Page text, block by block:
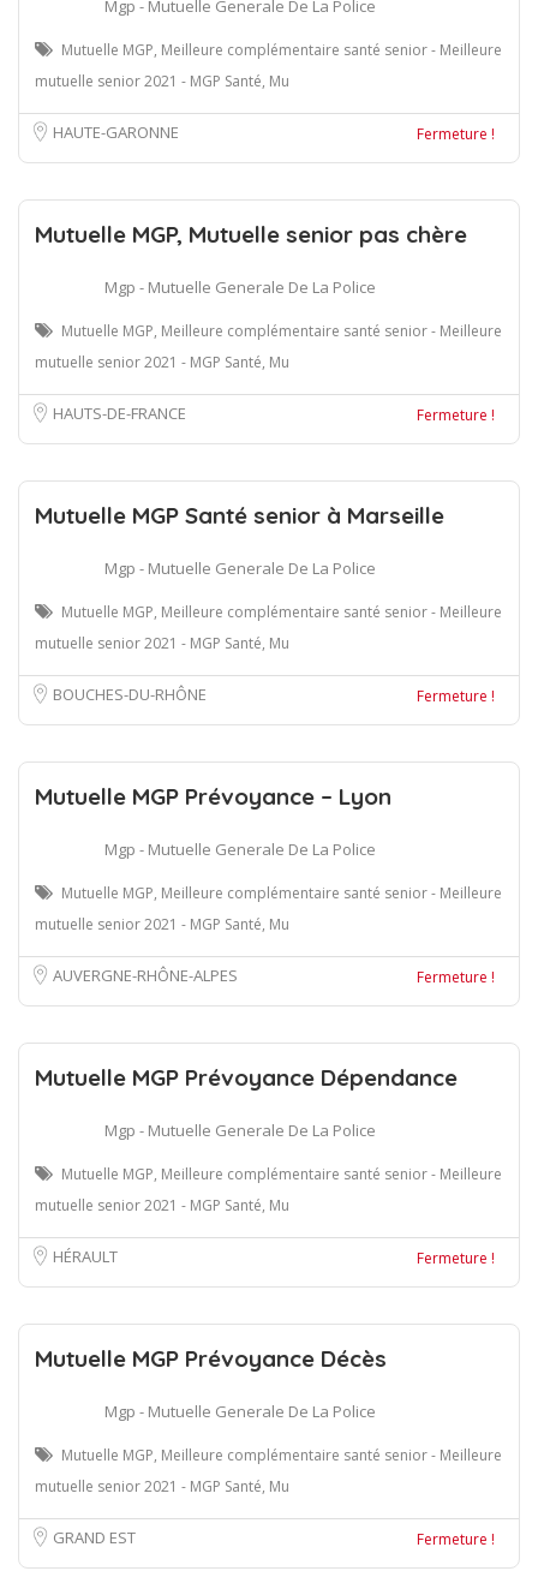
Mgp - Mutuelle Generale De La Police
Mutuelle MGP, Meilleure complémentaire santé senior - Meilleure
mutuelle senior 2021 - MGP Santé, Mu
HAUTE-GARONNE Fermeture !
Mutuelle MGP, Mutuelle senior pas chère
Mgp - Mutuelle Generale De La Police
Mutuelle MGP, Meilleure complémentaire santé senior - Meilleure
mutuelle senior 2021 - MGP Santé, Mu
HAUTS-DE-FRANCE Fermeture !
Mutuelle MGP Santé senior à Marseille
Mgp - Mutuelle Generale De La Police
Mutuelle MGP, Meilleure complémentaire santé senior - Meilleure
mutuelle senior 2021 - MGP Santé, Mu
BOUCHES-DU-RHÔNE Fermeture !
Mutuelle MGP Prévoyance – Lyon
Mgp - Mutuelle Generale De La Police
Mutuelle MGP, Meilleure complémentaire santé senior - Meilleure
mutuelle senior 2021 - MGP Santé, Mu
AUVERGNE-RHÔNE-ALPES Fermeture !
Mutuelle MGP Prévoyance Dépendance
Mgp - Mutuelle Generale De La Police
Mutuelle MGP, Meilleure complémentaire santé senior - Meilleure
mutuelle senior 2021 - MGP Santé, Mu
HÉRAULT Fermeture !
Mutuelle MGP Prévoyance Décès
Mgp - Mutuelle Generale De La Police
Mutuelle MGP, Meilleure complémentaire santé senior - Meilleure
mutuelle senior 2021 - MGP Santé, Mu
GRAND EST Fermeture !